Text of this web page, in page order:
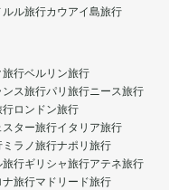
ルル旅行カウアイ島旅行
旅行ベルリン旅行
ンス旅行パリ旅行ニース旅行
行ロンドン旅行
スター旅行イタリア旅行
ミラノ旅行ナポリ旅行
旅行ギリシャ旅行アテネ旅行
ナ旅行マドリード旅行